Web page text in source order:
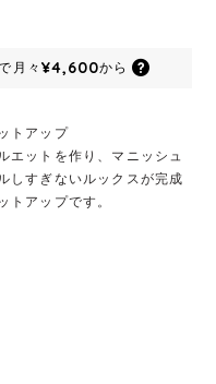
月々 ¥4,600から
トアップ
エットを作り、マニッシュ
しすぎないルックスが完成
トアップです。